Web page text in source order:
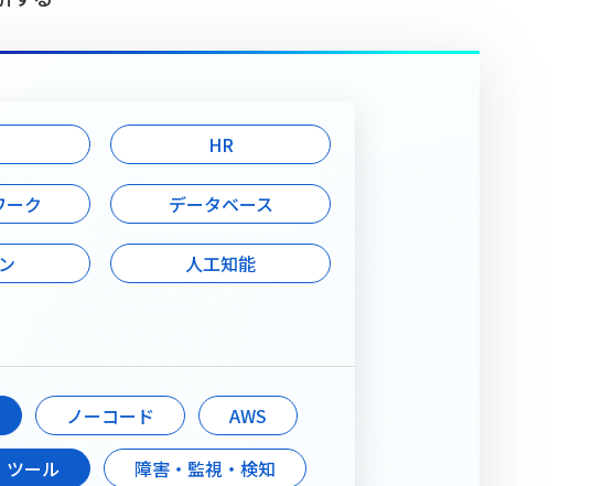
員紹介 受賞歴
２のカルチャー
株式会社のカルチャーをご紹介しま
。
HR
ーク データベース
人工知能
ノーコード
AWS
ツール
障害・監視・検知